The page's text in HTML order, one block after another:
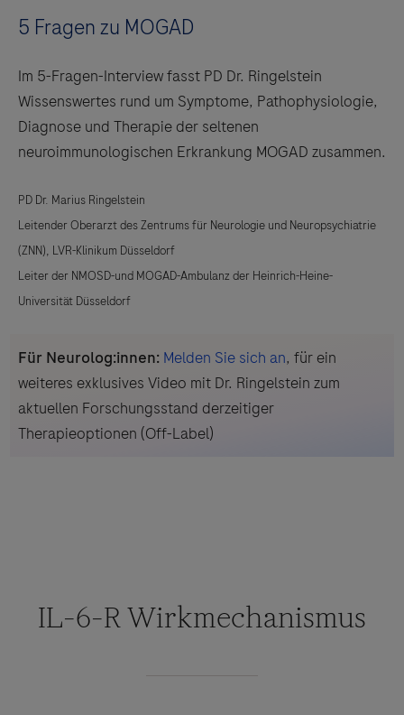
5 Fragen zu MOGAD
Im 5-Fragen-Interview fasst PD Dr. Ringelstein
Wissenswertes rund um Symptome, Pathophysiologie,
Diagnose und Therapie der seltenen
neuroimmunologischen Erkrankung MOGAD zusammen.
PD Dr. Marius Ringelstein
Leitender Oberarzt des Zentrums für Neurologie und Neuropsychiatrie
(ZNN), LVR-Klinikum Düsseldorf
Leiter der NMOSD-und MOGAD-Ambulanz der Heinrich-Heine-
Universität Düsseldorf
Für Neurolog:innen: Melden Sie sich an, für ein
weiteres exklusives Video mit Dr. Ringelstein zum
aktuellen Forschungsstand derzeitiger
Therapieoptionen (Off-Label)
IL-6-R Wirkmechanismus